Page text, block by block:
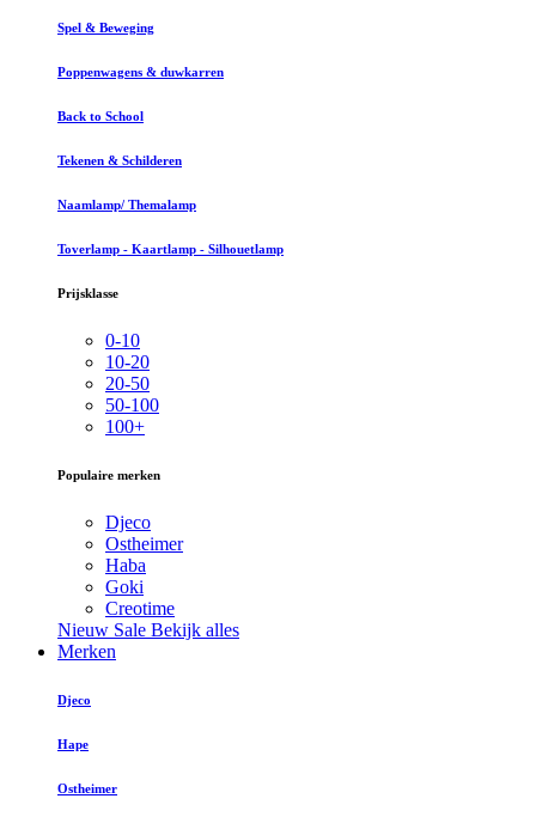
Spel & Beweging
Poppenwagens & duwkarren
Back to School
Tekenen & Schilderen
Naamlamp/ Themalamp
Toverlamp - Kaartlamp - Silhouetlamp
Prijsklasse
0-10
10-20
20-50
50-100
100+
Populaire merken
Djeco
Ostheimer
Haba
Goki
Creotime
Nieuw Sale Bekijk alles
Merken
Djeco
Hape
Ostheimer